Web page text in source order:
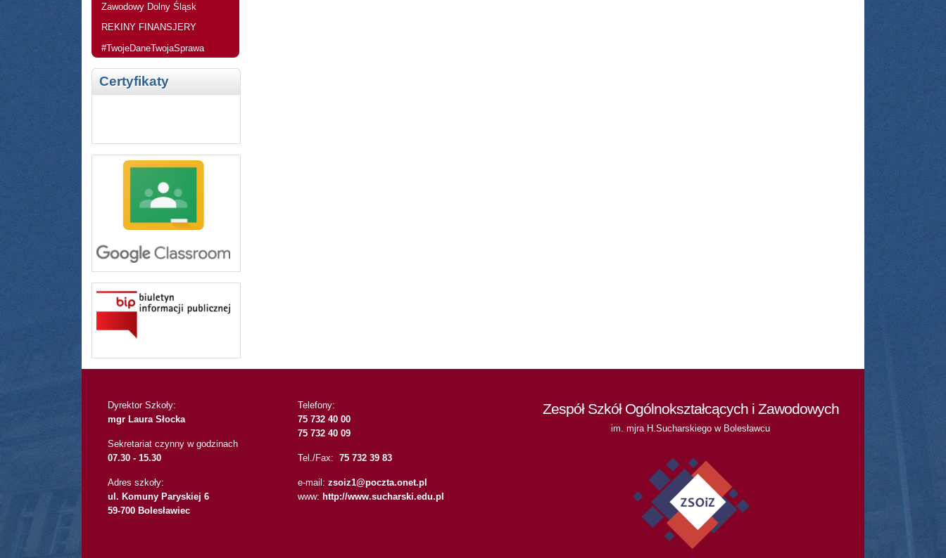
Zawodowy Dolny Śląsk
REKINY FINANSJERY
#TwojeDaneTwojaSprawa
Certyfikaty
Dyrektor Szkoły:
mgr Laura Słocka
Sekretariat czynny w godzinach
07.30 - 15.30
Adres szkoły:
ul. Komuny Paryskiej 6
59-700 Bolesławiec
Telefony:
75 732 40 00
75 732 40 09
Tel./Fax: 75 732 39 83
e-mail: zsoiz1@poczta.onet.pl
www: http://www.sucharski.edu.pl
Zespół Szkół Ogólnokształcących i Zawodowych
im. mjra H.Sucharskiego w Bolesławcu